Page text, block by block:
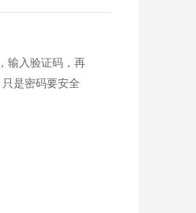
输入验证码，再
是密码要安全